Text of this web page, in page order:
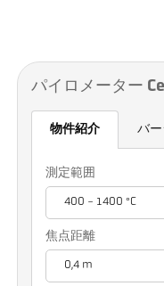
パイロメーター
物件紹介 バ
測定範囲
400 - 1400 °C
焦点距離
0,4 m